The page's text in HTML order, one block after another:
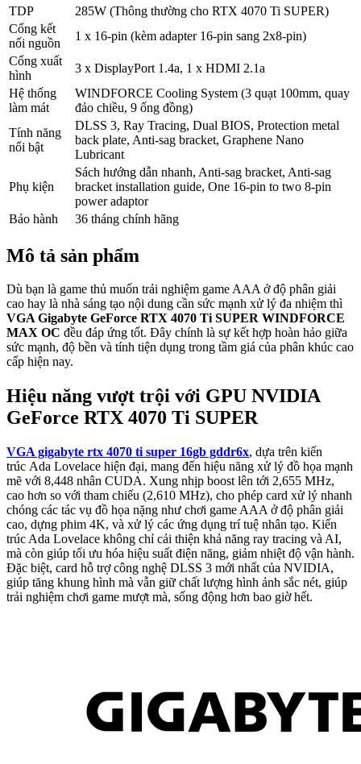
TDP
285W (Thông thường cho RTX 4070 Ti SUPER)
Cổng kết
nối nguồn
1 x 16-pin (kèm adapter 16-pin sang 2x8-pin)
Cổng xuất
hình
3 x DisplayPort 1.4a, 1 x HDMI 2.1a
Hệ thống
làm mát
WINDFORCE Cooling System (3 quạt 100mm, quay
đảo chiều, 9 ống đồng)
Tính năng
nổi bật
DLSS 3, Ray Tracing, Dual BIOS, Protection metal
back plate, Anti-sag bracket, Graphene Nano
Lubricant
Phụ kiện
Sách hướng dẫn nhanh, Anti-sag bracket, Anti-sag
bracket installation guide, One 16-pin to two 8-pin
power adaptor
Bảo hành
36 tháng chính hãng
Mô tả sản phẩm
Dù bạn là game thủ muốn trải nghiệm game AAA ở độ phân giải
cao hay là nhà sáng tạo nội dung cần sức mạnh xử lý đa nhiệm thì
VGA Gigabyte GeForce RTX 4070 Ti SUPER WINDFORCE
MAX OC đều đáp ứng tốt. Đây chính là sự kết hợp hoàn hảo giữa
sức mạnh, độ bền và tính tiện dụng trong tầm giá của phân khúc cao
cấp hiện nay.
Hiệu năng vượt trội với GPU NVIDIA
GeForce RTX 4070 Ti SUPER
VGA gigabyte rtx 4070 ti super 16gb gddr6x, dựa trên kiến
trúc Ada Lovelace hiện đại, mang đến hiệu năng xử lý đồ họa mạnh
mẽ với 8,448 nhân CUDA. Xung nhịp boost lên tới 2,655 MHz,
cao hơn so với tham chiếu (2,610 MHz), cho phép card xử lý nhanh
chóng các tác vụ đồ họa nặng như chơi game AAA ở độ phân giải
cao, dựng phim 4K, và xử lý các ứng dụng trí tuệ nhân tạo. Kiến
trúc Ada Lovelace không chỉ cải thiện khả năng ray tracing và AI,
mà còn giúp tối ưu hóa hiệu suất điện năng, giảm nhiệt độ vận hành.
Đặc biệt, card hỗ trợ công nghệ DLSS 3 mới nhất của NVIDIA,
giúp tăng khung hình mà vẫn giữ chất lượng hình ảnh sắc nét, giúp
trải nghiệm chơi game mượt mà, sống động hơn bao giờ hết.